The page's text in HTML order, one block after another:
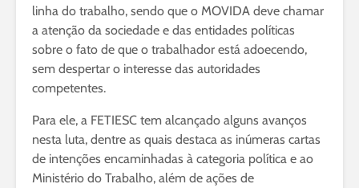
linha do trabalho, sendo que o MOVIDA deve chamar
a atenção da sociedade e das entidades políticas
sobre o fato de que o trabalhador está adoecendo,
sem despertar o interesse das autoridades
competentes.
Para ele, a FETIESC tem alcançado alguns avanços
nesta luta, dentre as quais destaca as inúmeras cartas
de intenções encaminhadas à categoria política e ao
Ministério do Trabalho, além de ações de